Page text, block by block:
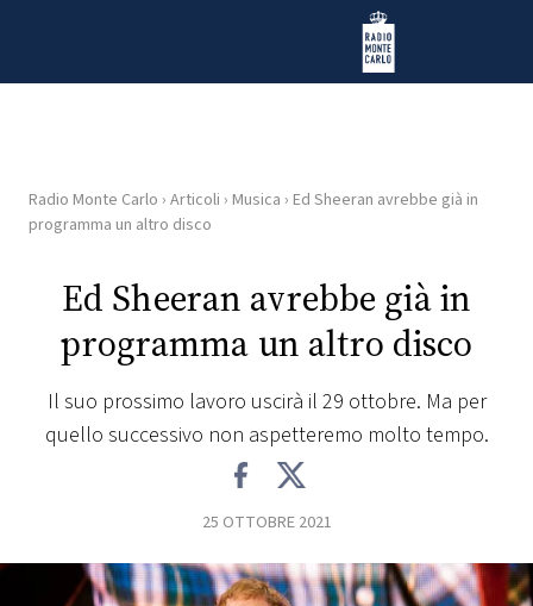
Radio Monte Carlo
HOME
RADIO
WEB
RADIO
PLAYLIST
FOTO
Radio Monte Carlo › Articoli › Musica › Ed Sheeran avrebbe già in
programma un altro disco
Ed Sheeran avrebbe già in
programma un altro disco
Il suo prossimo lavoro uscirà il 29 ottobre. Ma per
quello successivo non aspetteremo molto tempo.
25 OTTOBRE 2021